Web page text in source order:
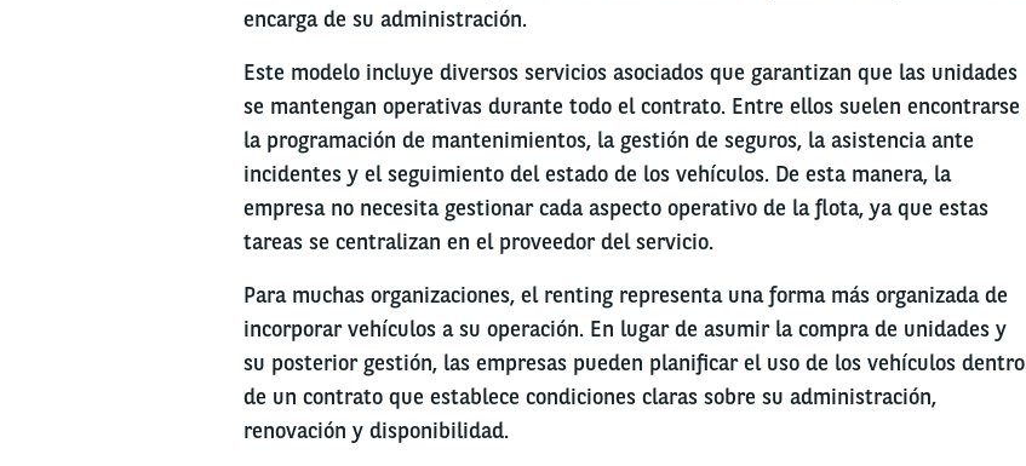
encarga de su administración.
Este modelo incluye diversos servicios asociados que garantizan que las unidades
se mantengan operativas durante todo el contrato. Entre ellos suelen encontrarse
la programación de mantenimientos, la gestión de seguros, la asistencia ante
incidentes y el seguimiento del estado de los vehículos. De esta manera, la
empresa no necesita gestionar cada aspecto operativo de la flota, ya que estas
tareas se centralizan en el proveedor del servicio.
Para muchas organizaciones, el renting representa una forma más organizada de
incorporar vehículos a su operación. En lugar de asumir la compra de unidades y
su posterior gestión, las empresas pueden planificar el uso de los vehículos dentro
de un contrato que establece condiciones claras sobre su administración,
renovación y disponibilidad.